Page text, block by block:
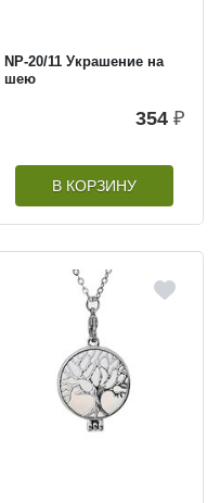
NP-20/11 Украшение на
шею
354 ₽
В КОРЗИНУ